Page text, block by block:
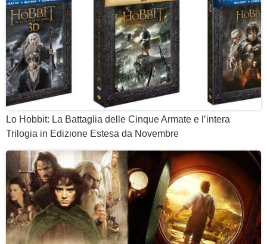
Lo Hobbit: La Battaglia delle Cinque Armate e l’intera
Trilogia in Edizione Estesa da Novembre